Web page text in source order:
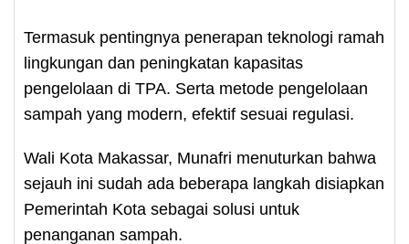
Termasuk pentingnya penerapan teknologi ramah
lingkungan dan peningkatan kapasitas
pengelolaan di TPA. Serta metode pengelolaan
sampah yang modern, efektif sesuai regulasi.
Wali Kota Makassar, Munafri menuturkan bahwa
sejauh ini sudah ada beberapa langkah disiapkan
Pemerintah Kota sebagai solusi untuk
penanganan sampah.